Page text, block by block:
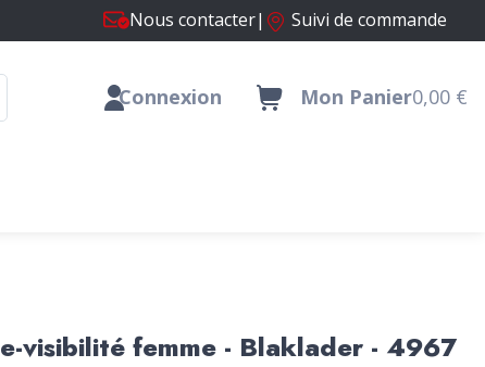
Nous contacter| Suivi de commande
Connexion Mon Panier0,00 €
visibilité femme - Blaklader - 4967